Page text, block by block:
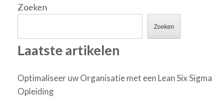
Zoeken
Zoeken
Laatste artikelen
Optimaliseer uw Organisatie met een Lean Six Sigma
Opleiding